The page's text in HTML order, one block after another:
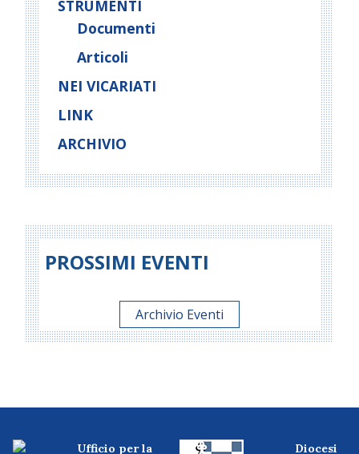
STRUMENTI
Documenti
Articoli
NEI VICARIATI
LINK
ARCHIVIO
PROSSIMI EVENTI
Archivio Eventi
Ufficio per la Diocesi